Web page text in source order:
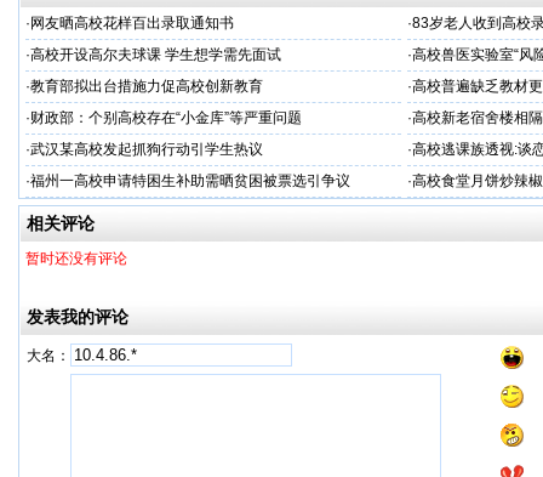
· 网友晒高校花样百出录取通知书 ·83岁老人收到高校
·高校开设高尔夫球课 学生想学需先面试 ·高校兽医实验室“风
·教育部拟出台措施力促高校创新教育 ·高校普遍缺乏教材
·财政部：个别高校存在“小金库”等严重问题 ·高校新老宿舍楼相
·武汉某高校发起抓狗行动引学生热议 ·高校逃课族透视:谈
·福州一高校申请特困生补助需晒贫困被票选引争议 ·高校食堂月饼炒辣
相关评论
暂时还没有评论
发表我的评论
大名：